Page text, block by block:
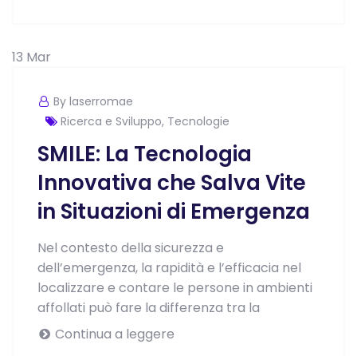
13 Mar
By laserromae
Ricerca e Sviluppo, Tecnologie
SMILE: La Tecnologia
Innovativa che Salva Vite
in Situazioni di Emergenza
Nel contesto della sicurezza e
dell’emergenza, la rapidità e l’efficacia nel
localizzare e contare le persone in ambienti
affollati può fare la differenza tra la
Continua a leggere